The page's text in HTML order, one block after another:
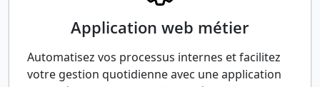
Application web métier
Automatisez vos processus internes et facilitez
votre gestion quotidienne avec une application